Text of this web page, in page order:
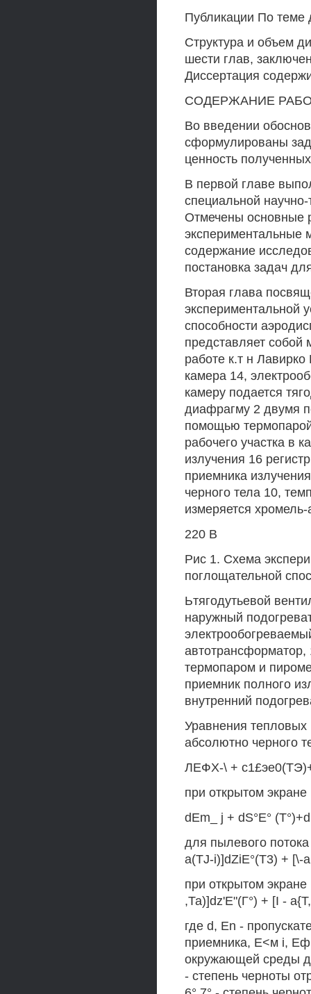
Публикации По теме
Структура и объем
шести глав,
Диссертация
СОДЕРЖАНИЕ
Во введении
сформулированы
ценность
В первой главе
специальной
Отмечены основные
экспериментальные
содержание
постановка задач
Вторая глава
экспериментальной
способности
представляет
работе к.т н
камера 14,
камеру подается
диафрагму 2 двумя
помощью
рабочего участка в
излучения 16
приемника
черного тела 10,
измеряется
220 В
Рис 1. Схема
поглощательной
Ьтягодутьевой
наружный
автотрансформатор,
термопаром и
приемник полного
внутренний
Уравнения
абсолютно черного
ЛЕФХ-\ +
при открытом экране
dEm_ j + dS°E°
для пылевого
a(TJ-i)]dZiE°(T3) + [\-
при открытом
,Та)]dz'E"(Г°) + [I -
где d, En -
приемника, Е<м i,
окружающей среды
- степень черноты